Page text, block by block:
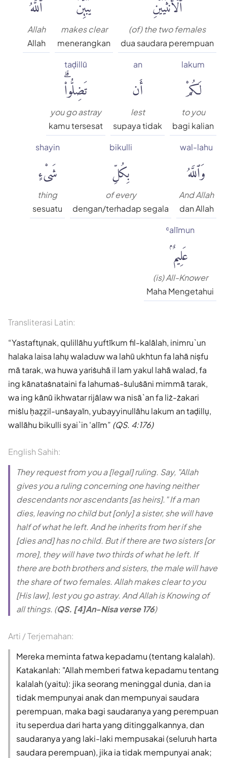
(of) the two females
dua saudara perempuan
makes clear
menerangkan
Allah
Allah
lakum
لَكُمْ
to you
bagi kalian
an
أَن
lest
supaya tidak
taḍillū
تَضِلُّوا۟ۗ
you go astray
kamu tersesat
wal-lahu
وَٱللَّهُ
And Allah
dan Allah
bikulli
بِكُلِّ
of every
dengan/terhadap segala
shayin
شَىْءٍ
thing
sesuatu
ʿalīmun
عَلِيمٌۢ
(is) All-Knower
Maha Mengetahui
Transliterasi Latin:
Yastaftụnak, qulillāhu yuftīkum fil-kalālah, inimru`un
halaka laisa lahụ waladuw wa lahū ukhtun fa lahā niṣfu
mā tarak, wa huwa yariṡuhā il lam yakul lahā walad, fa
ing kānataṡnataini fa lahumaṡ-ṡuluṡāni mimmā tarak,
wa ing kānū ikhwatar rijālaw wa nisā`an fa liż-żakari
miṡlu ḥaẓẓil-unṡayaīn, yubayyinullāhu lakum an taḍillụ,
wallāhu bikulli syai`in 'alīm (QS. 4:176)
English Sahih:
They request from you a [legal] ruling. Say, "Allah
gives you a ruling concerning one having neither
descendants nor ascendants [as heirs]." If a man
dies, leaving no child but [only] a sister, she will have
half of what he left. And he inherits from her if she
[dies and] has no child. But if there are two sisters [or
more], they will have two thirds of what he left. If
there are both brothers and sisters, the male will have
the share of two females. Allah makes clear to you
[His law], lest you go astray. And Allah is Knowing of
all things. (QS. [4]An-Nisa verse 176)
Arti / Terjemahan:
Mereka meminta fatwa kepadamu (tentang kalalah).
Katakanlah: "Allah memberi fatwa kepadamu tentang
kalalah (yaitu): jika seorang meninggal dunia, dan ia
tidak mempunyai anak dan mempunyai saudara
perempuan, maka bagi saudaranya yang perempuan
itu seperdua dari harta yang ditinggalkannya, dan
saudaranya yang laki-laki mempusakai (seluruh harta
saudara perempuan), jika ia tidak mempunyai anak;